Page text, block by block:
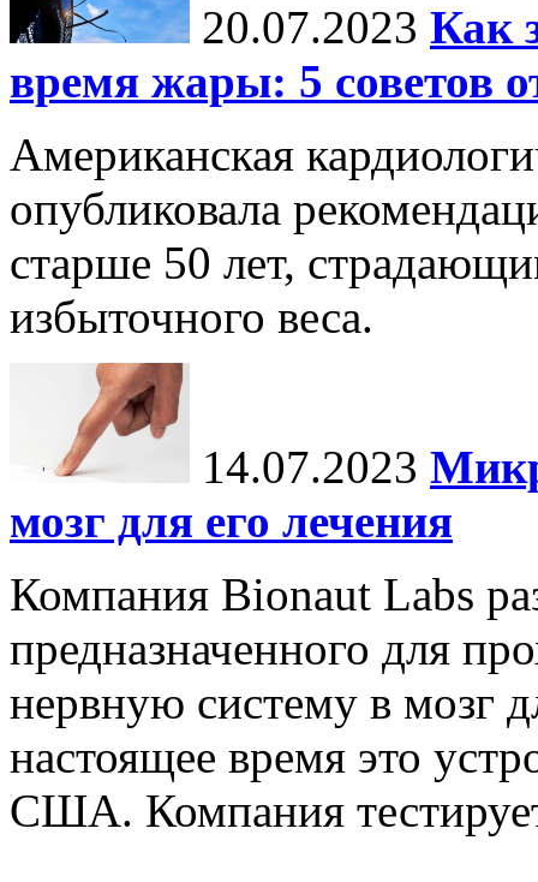
20.07.2023 Как
время жары: 5 советов
Американская
опубликовала
старше 50 лет,
избыточного веса.
14.07.2023
мозг для его лечения
Компания Bionaut Labs
предназначенного для
нервную систему в мозг
настоящее время это
США. Компания